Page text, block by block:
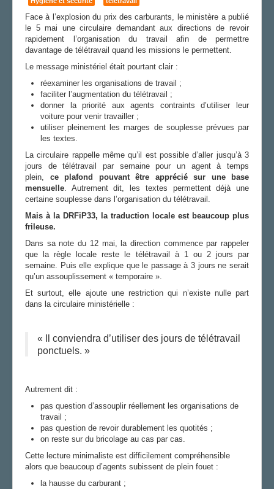
Archives
LA SECTION
Vos correspondants
AGENDA
ADHÉRER
Face à l’explosion du prix des carburants, le ministère a publié
le 5 mai une circulaire demandant aux directions de revoir
rapidement l’organisation du travail afin de permettre
davantage de télétravail quand les missions le permettent.
Le message ministériel était pourtant clair :
réexaminer les organisations de travail ;
faciliter l’augmentation du télétravail ;
donner la priorité aux agents contraints d’utiliser leur
voiture pour venir travailler ;
utiliser pleinement les marges de souplesse prévues par
les textes.
La circulaire rappelle même qu’il est possible d’aller jusqu’à 3
jours de télétravail par semaine pour un agent à temps
plein, ce plafond pouvant être apprécié sur une base
mensuelle. Autrement dit, les textes permettent déjà une
certaine souplesse dans l’organisation du télétravail.
Mais à la DRFiP33, la traduction locale est beaucoup plus
frileuse.
Dans sa note du 12 mai, la direction commence par rappeler
que la règle locale reste le télétravail à 1 ou 2 jours par
semaine. Puis elle explique que le passage à 3 jours ne serait
qu’un assouplissement « temporaire ».
Et surtout, elle ajoute une restriction qui n’existe nulle part
dans la circulaire ministérielle :
« Il conviendra d’utiliser des jours de télétravail
ponctuels. »
Autrement dit :
pas question d’assouplir réellement les organisations de
travail ;
pas question de revoir durablement les quotités ;
on reste sur du bricolage au cas par cas.
Cette lecture minimaliste est difficilement compréhensible
alors que beaucoup d’agents subissent de plein fouet :
la hausse du carburant ;